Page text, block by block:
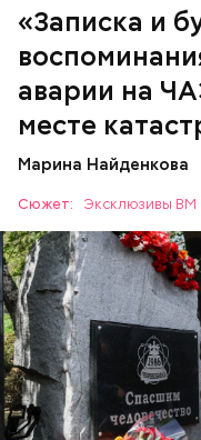
«Записка и
аварии на
месте
Марина Найденкова
Сюжет: Эксклюзивы ВМ
Специалист
авиацентра
Киеве в отдельном
гражданской
произошла авария
станции, ему было
транспорт.
что произошло.
несколько часов
Чернобыля, —
АВАРИИ